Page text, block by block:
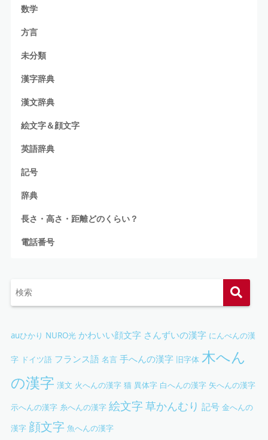
数学
方言
未分類
漢字辞典
漢文辞典
絵文字＆顔文字
英語辞典
記号
辞典
長さ・高さ・距離どのくらい？
電話番号
auひかり NURO光 かわいい顔文字 さんずいの漢字 にんべんの漢
字 ドイツ語 フランス語 名言 手へんの漢字 旧字体 木へん
の漢字 漢文 火へんの漢字 猫 異体字 白へんの漢字 矢へんの漢字
示へんの漢字 糸へんの漢字 絵文字草かんむり 記号 金へんの
漢字 顔文字 魚へんの漢字